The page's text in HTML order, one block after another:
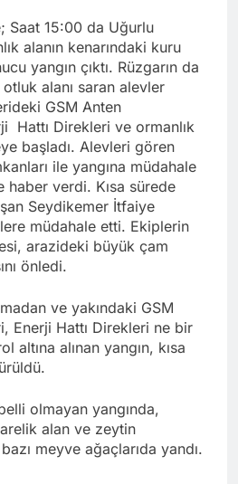
Saat 15:00 da Uğurlu
alanın kenarındaki kuru
yangın çıktı. Rüzgarın da
alanı saran alevler
GSM Anten
Hattı Direkleri ve ormanlık
başladı. Alevleri gören
ile yangına müdahale
verdi. Kısa sürede
Seydikemer İtfaiye
müdahale etti. Ekiplerin
arazideki büyük çam
önledi.
ve yakındaki GSM
Enerji Hattı Direkleri ne bir
altına alınan yangın, kısa
olmayan yangında,
alan ve zeytin
bazı meyve ağaçlarıda yandı.